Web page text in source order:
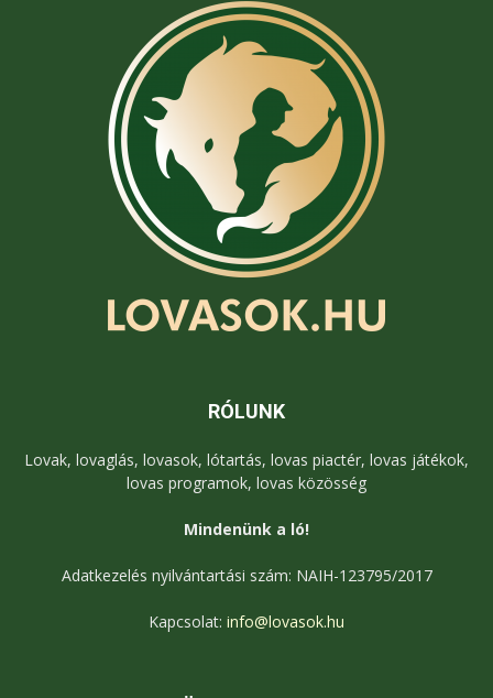
RÓLUNK
Lovak, lovaglás, lovasok, lótartás, lovas piactér, lovas játékok,
lovas programok, lovas közösség
Mindenünk a ló!
Adatkezelés nyilvántartási szám: NAIH-123795/2017
Kapcsolat: info@lovasok.hu